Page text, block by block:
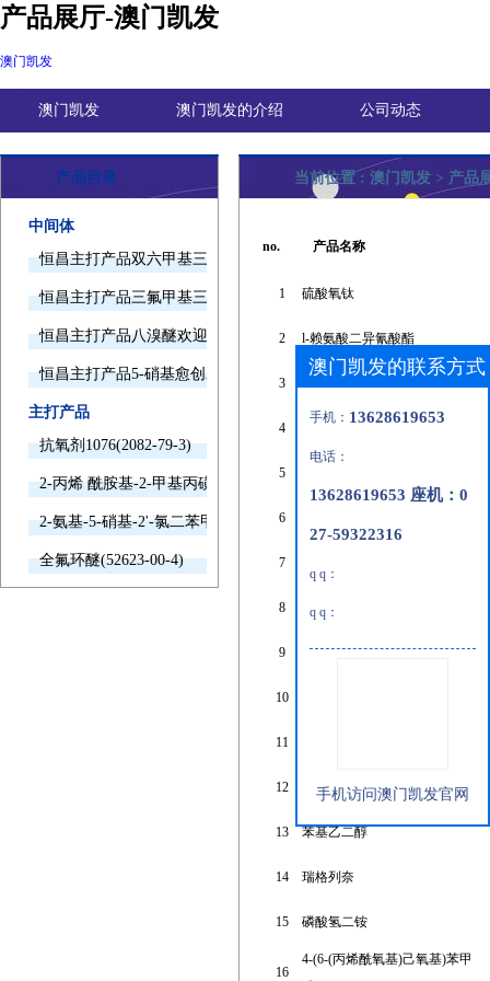
产品展厅-澳门凯发
澳门凯发
澳门凯发 澳门凯发的介绍 公司动态
产品目录
中间体
恒昌主打产品双六甲基三胺欢迎询价
恒昌主打产品三氟甲基三甲基硅烷欢迎询价
恒昌主打产品八溴醚欢迎询价
恒昌主打产品5-硝基愈创木酚钠欢迎询价
主打产品
抗氧剂1076(2082-79-3)
2-丙烯 酰胺基-2-甲基丙磺酸(15214-89-8)
2-氨基-5-硝基-2'-氯二苯甲酮(2011-66-7)
全氟环醚(52623-00-4)
当前位置 : 澳门凯发 > 产品
no. 产品名称
1 硫酸氧钛
2 l-赖氨酸二异氰酸酯
3
4 苯甲酸铵
5
6
7
8 2,2'-二(三氟甲基)二氨基联苯
9 4-戊烯-2-醇
10
11
12 焦磷酸
13 苯基乙二醇
14 瑞格列奈
15 磷酸氢二铵
16
4-(6-(丙烯酰氧基)己氧基)苯甲
澳门凯发的联系方式
手机： 13628619653
电话：
13628619653 座机：0
27-59322316
q q：
q q：
手机访问澳门凯发官网